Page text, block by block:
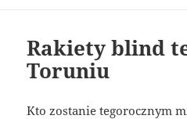
Rakiety blind
Toruniu
Kto zostanie tegorocznym